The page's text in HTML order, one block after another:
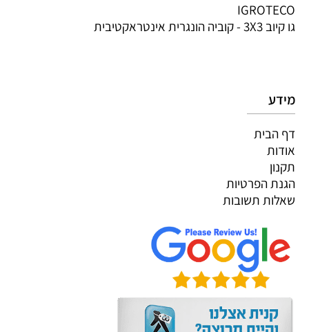
IGROTECO
גו קיוב 3X3 - קוביה הונגרית אינטראקטיבית
מידע
דף הבית
אודות
תקנון
הגנת הפרטיות
שאלות תשובות